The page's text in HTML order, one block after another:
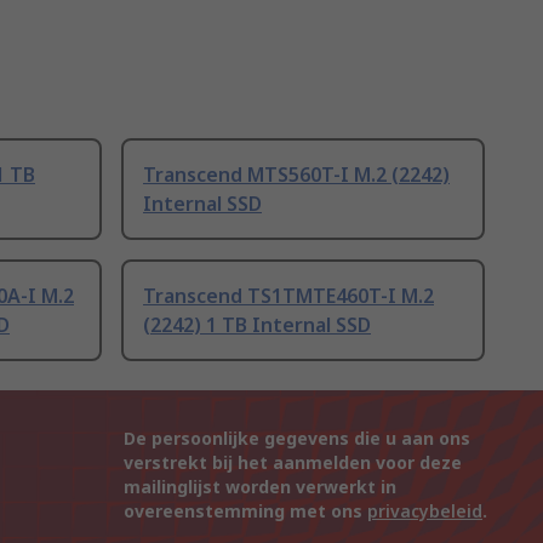
TB
Transcend MTS560T-I M.2 (2242)
Internal SSD
I M.2
Transcend TS1TMTE460T-I M.2
(2242) 1 TB Internal SSD
De persoonlijke gegevens die u aan ons
verstrekt bij het aanmelden voor deze
mailinglijst worden verwerkt in
overeenstemming met ons privacybeleid.